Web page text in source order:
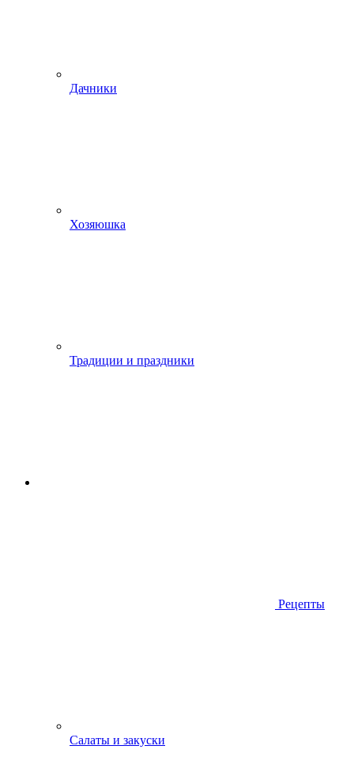
Дачники
Хозяюшка
Традиции и праздники
Рецепты
Салаты и закуски